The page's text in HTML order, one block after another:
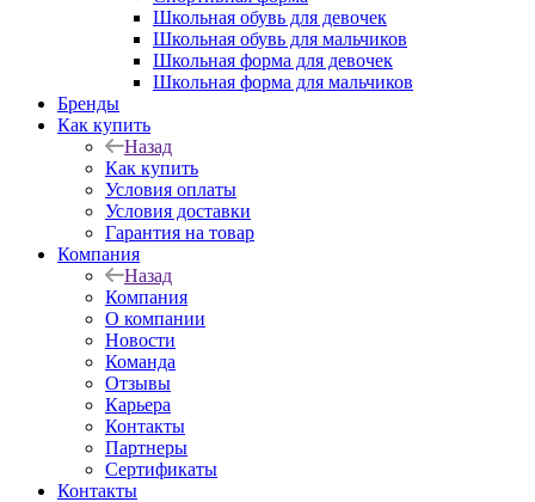
Школьная обувь для девочек
Школьная обувь для мальчиков
Школьная форма для девочек
Школьная форма для мальчиков
Бренды
Как купить
Назад
Как купить
Условия оплаты
Условия доставки
Гарантия на товар
Компания
Назад
Компания
О компании
Новости
Команда
Отзывы
Карьера
Контакты
Партнеры
Сертификаты
Контакты